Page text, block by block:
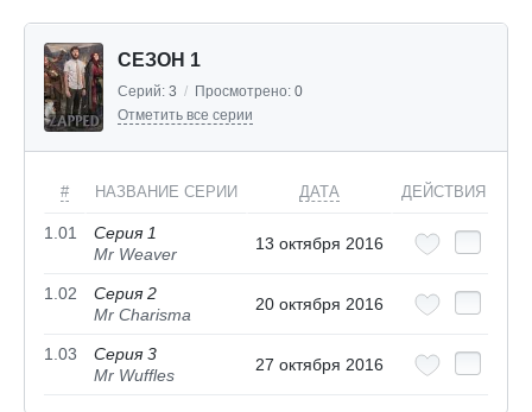
СЕЗОН 1
Серий: 3 / Просмотрено: 0
Отметить все серии
# НАЗВАНИЕ СЕРИИ ДАТА ДЕЙСТВИЯ
1.01
Серия 1
Mr Weaver
13 октября 2016
1.02
Серия 2
Mr Charisma
20 октября 2016
1.03
Серия 3
Mr Wuffles
27 октября 2016